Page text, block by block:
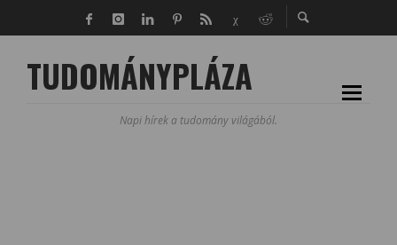
TUDOMÁNYPLÁZA
Napi hírek a tudomány világából.